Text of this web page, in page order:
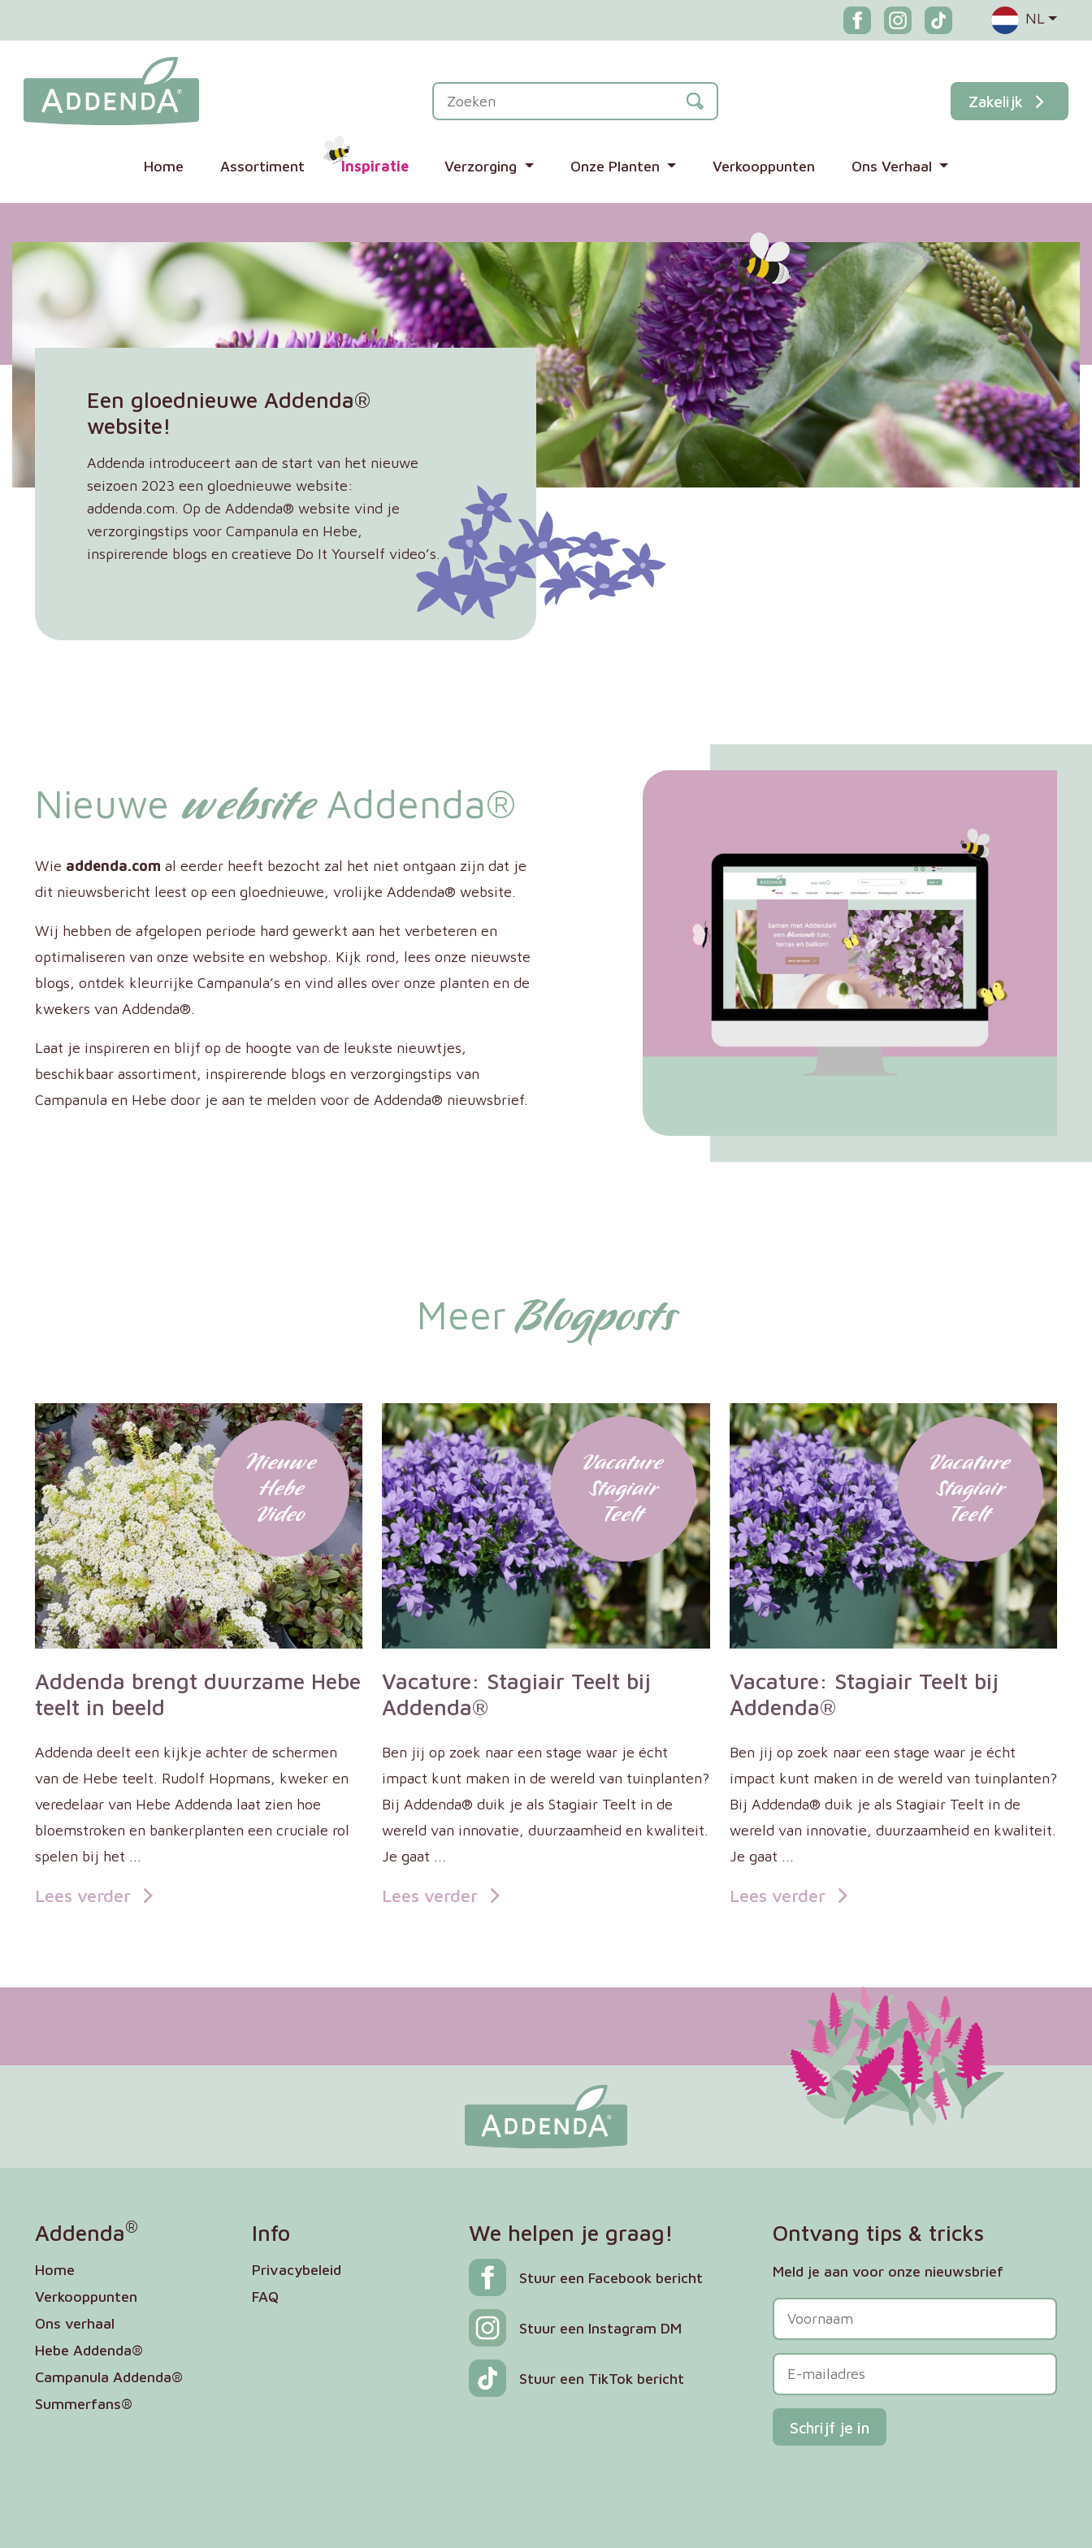
NL
Zakelijk
Home Assortiment Inspiratie Verzorging Onze Planten Verkooppunten Ons Verhaal
Een gloednieuwe Addenda®
website!
Addenda introduceert aan de start van het nieuwe
seizoen 2023 een gloednieuwe website:
addenda.com. Op de Addenda® website vind je
verzorgingstips voor Campanula en Hebe,
inspirerende blogs en creatieve Do It Yourself video’s.
Nieuwe websiteAddenda®
Wie addenda.com al eerder heeft bezocht zal het niet ontgaan zijn dat je
dit nieuwsbericht leest op een gloednieuwe, vrolijke Addenda® website.
Wij hebben de afgelopen periode hard gewerkt aan het verbeteren en
optimaliseren van onze website en webshop. Kijk rond, lees onze nieuwste
blogs, ontdek kleurrijke Campanula’s en vind alles over onze planten en de
kwekers van Addenda®.
Laat je inspireren en blijf op de hoogte van de leukste nieuwtjes,
beschikbaar assortiment, inspirerende blogs en verzorgingstips van
Campanula en Hebe door je aan te melden voor de Addenda® nieuwsbrief.
MeerBlogposts
Nieuwe
Hebe
Video
Addenda brengt duurzame Hebe
teelt in beeld
Addenda deelt een kijkje achter de schermen
van de Hebe teelt. Rudolf Hopmans, kweker en
veredelaar van Hebe Addenda laat zien hoe
bloemstroken en bankerplanten een cruciale rol
spelen bij het ...
Lees verder
Vacature
Stagiair
Teelt
Vacature: Stagiair Teelt bij
Addenda®
Ben jij op zoek naar een stage waar je écht
impact kunt maken in de wereld van tuinplanten?
Bij Addenda® duik je als Stagiair Teelt in de
wereld van innovatie, duurzaamheid en kwaliteit.
Je gaat ...
Lees verder
Vacature
Stagiair
Teelt
Vacature: Stagiair Teelt bij
Addenda®
Ben jij op zoek naar een stage waar je écht
impact kunt maken in de wereld van tuinplanten?
Bij Addenda® duik je als Stagiair Teelt in de
wereld van innovatie, duurzaamheid en kwaliteit.
Je gaat ...
Lees verder
Addenda®
Home
Verkooppunten
Ons verhaal
Hebe Addenda®
Campanula Addenda®
Summerfans®
Info
Privacybeleid
FAQ
We helpen je graag!
Stuur een Facebook bericht
Stuur een Instagram DM
Stuur een TikTok bericht
Ontvang tips & tricks
Meld je aan voor onze nieuwsbrief